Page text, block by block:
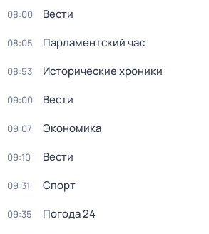
08:00 Вести
08:05 Парламентский час
08:53 Исторические хроники
09:00 Вести
09:07 Экономика
09:10 Вести
09:31 Спорт
09:35 Погода 24